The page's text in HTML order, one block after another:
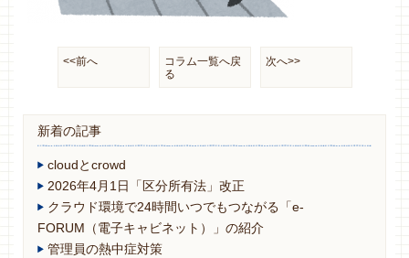
<<前へ
コラム一覧へ戻
る
次へ>>
新着の記事
cloudとcrowd
2026年4月1日「区分所有法」改正
クラウド環境で24時間いつでもつながる「e-
FORUM（電子キャビネット）」の紹介
管理員の熱中症対策